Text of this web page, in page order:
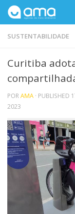
Skip to content
SUSTENTABILIDADE
Curitiba
PORAMA · PUBLISHED
2023